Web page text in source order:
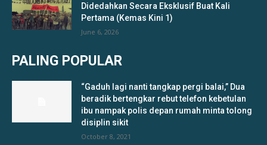
Didedahkan Secara Eksklusif Buat Kali
Pertama (Kemas Kini 1)
June 6, 2026
PALING POPULAR
“Gaduh lagi nanti tangkap pergi balai,” Dua
beradik bertengkar rebut telefon kebetulan
ibu nampak polis depan rumah minta tolong
disiplin sikit
October 8, 2021